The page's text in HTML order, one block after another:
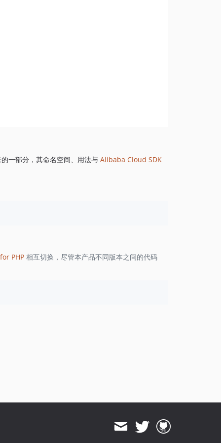
1.8.832
1.8.822
一部分，其命名空间、用法与 Alibaba Cloud SDK
PHP相互切换，尽管本产品不同版本之间的代码